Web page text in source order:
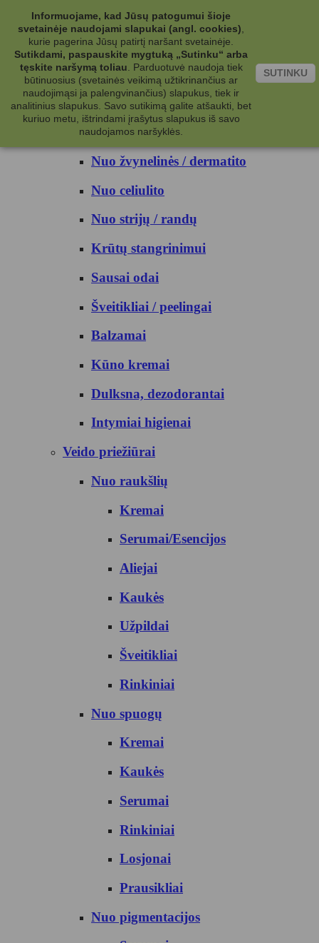
Kategorijos
Kosmetika
Kūno priežiūrai
Nuo prakaito
Kūno prausikliai
Nuo žvynelinės / dermatito
Nuo celiulito
Nuo strijų / randų
Krūtų stangrinimui
Sausai odai
Šveitikliai / peelingai
Balzamai
Kūno kremai
Dulksna, dezodorantai
Intymiai higienai
Veido priežiūrai
Nuo raukšlių
Kremai
Serumai/Esencijos
Aliejai
Kaukės
Užpildai
Šveitikliai
Rinkiniai
Nuo spuogų
Kremai
Kaukės
Serumai
Rinkiniai
Losjonai
Prausikliai
Nuo pigmentacijos
Informuojame, kad Jūsų patogumui šioje
svetainėje naudojami slapukai (angl. cookies)
kurie pagerina Jūsų patirtį naršant svetainėje.
Sutikdami, paspauskite mygtuką „Sutinku“ arba
tęskite naršymą toliau
Parduotuvė naudoja tiek
būtinuosius (svetainės veikimą užtikrinančius ar
naudojimąsi ja palengvinančius) slapukus, tiek ir
analitinius slapukus. Savo sutikimą galite atšaukti, bet
kuriuo metu, ištrindami įrašytus slapukus iš savo
naudojamos naršyklės.
SUTINKU